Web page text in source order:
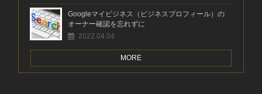
Googleマイビジネス（ビジネスプロフィール）の
オーナー確認を忘れずに
2022.04.04
MORE